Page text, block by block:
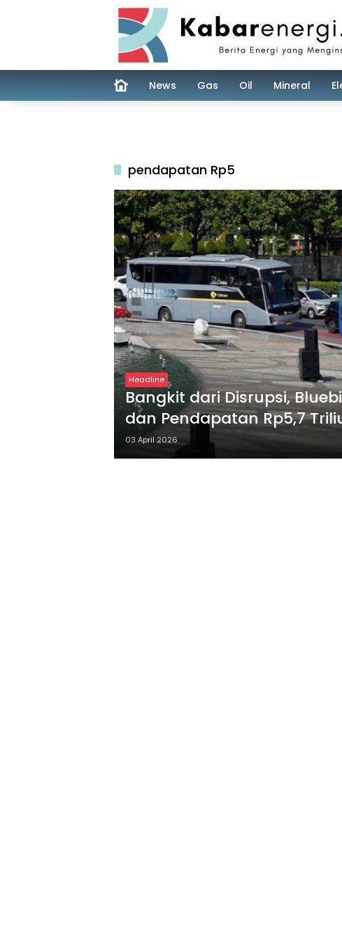
News Gas Oil Mineral
pendapatan Rp5
Headline
Bangkit dari Disrupsi,
dan Pendapatan Rp5,7
03 April 2026